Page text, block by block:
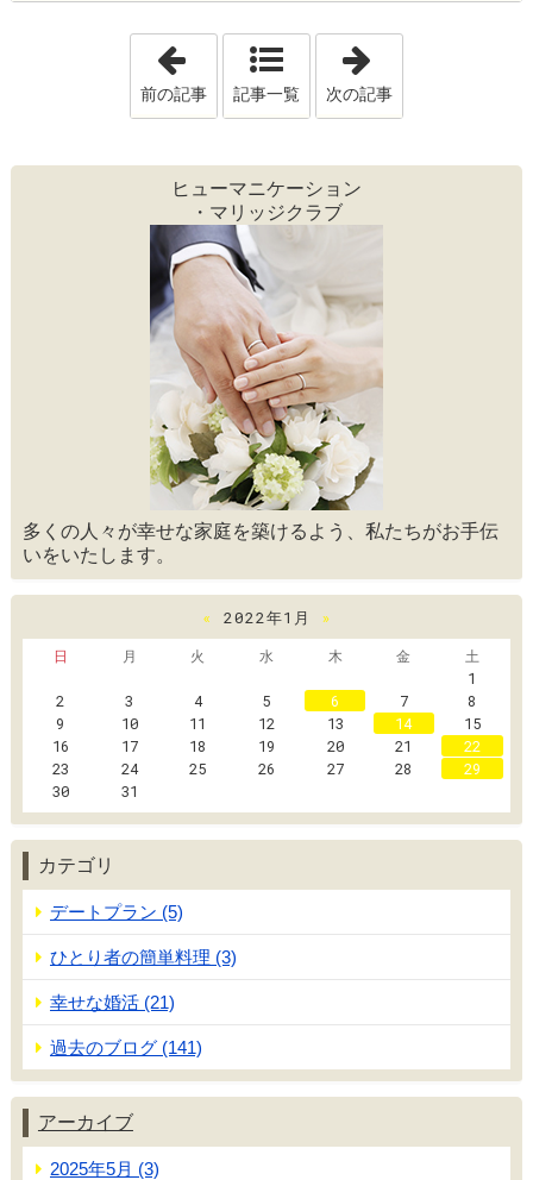
「新しい気持ちで」
前の記事 記事一覧 次の記事
ヒューマニケーション
・マリッジクラブ
多くの人々が幸せな家庭を築けるよう、私たちがお手伝
いをいたします。
« 2022年1月
»
日
月 火 水 木 金
土
1
2
3 4 5 6 7
8
9
10 11 12 13 14
15
16
17 18 19 20 21
22
23
24 25 26 27 28
29
30
31
カテゴリ
デートプラン (5)
ひとり者の簡単料理 (3)
幸せな婚活 (21)
過去のブログ (141)
アーカイブ
2025年5月 (3)